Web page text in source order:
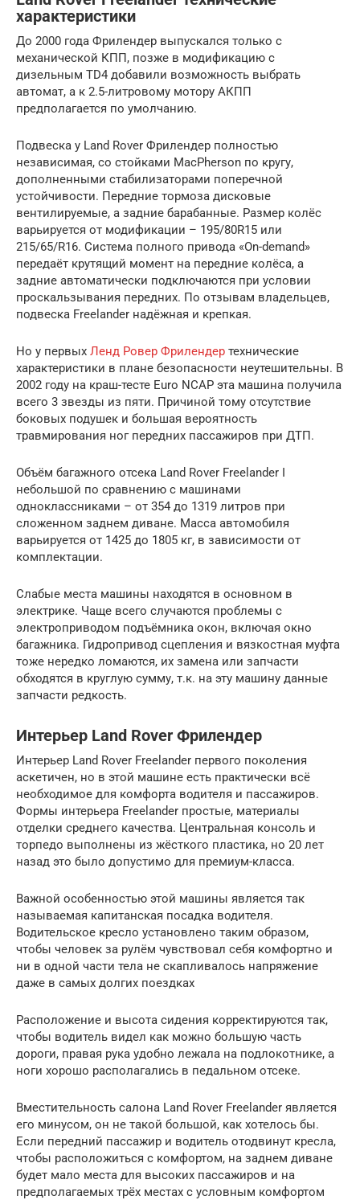
характеристики
До 2000 года Фрилендер выпускался только с
механической КПП, позже в модификацию с
дизельным TD4 добавили возможность выбрать
автомат, а к 2.5-литровому мотору АКПП
предполагается по умолчанию.
Подвеска у Land Rover Фрилендер полностью
независимая, со стойками MacPherson по кругу,
дополненными стабилизаторами поперечной
устойчивости. Передние тормоза дисковые
вентилируемые, а задние барабанные. Размер колёс
варьируется от модификации – 195/80R15 или
215/65/R16. Система полного привода «On-demand»
передаёт крутящий момент на передние колёса, а
задние автоматически подключаются при условии
проскальзывания передних. По отзывам владельцев,
подвеска Freelander надёжная и крепкая.
Но у первых Ленд Ровер Фрилендер технические
характеристики в плане безопасности неутешительны. В
2002 году на краш-тесте Euro NCAP эта машина получила
всего 3 звезды из пяти. Причиной тому отсутствие
боковых подушек и большая вероятность
травмирования ног передних пассажиров при ДТП.
Объём багажного отсека Land Rover Freelander I
небольшой по сравнению с машинами
одноклассниками – от 354 до 1319 литров при
сложенном заднем диване. Масса автомобиля
варьируется от 1425 до 1805 кг, в зависимости от
комплектации.
Слабые места машины находятся в основном в
электрике. Чаще всего случаются проблемы с
электроприводом подъёмника окон, включая окно
багажника. Гидропривод сцепления и вязкостная муфта
тоже нередко ломаются, их замена или запчасти
обходятся в круглую сумму, т.к. на эту машину данные
запчасти редкость.
Интерьер Land Rover Фрилендер
Интерьер Land Rover Freelander первого поколения
аскетичен, но в этой машине есть практически всё
необходимое для комфорта водителя и пассажиров.
Формы интерьера Freelander простые, материалы
отделки среднего качества. Центральная консоль и
торпедо выполнены из жёсткого пластика, но 20 лет
назад это было допустимо для премиум-класса.
Важной особенностью этой машины является так
называемая капитанская посадка водителя.
Водительское кресло установлено таким образом,
чтобы человек за рулём чувствовал себя комфортно и
ни в одной части тела не скапливалось напряжение
даже в самых долгих поездках
Расположение и высота сидения корректируются так,
чтобы водитель видел как можно большую часть
дороги, правая рука удобно лежала на подлокотнике, а
ноги хорошо располагались в педальном отсеке.
Вместительность салона Land Rover Freelander является
его минусом, он не такой большой, как хотелось бы.
Если передний пассажир и водитель отодвинут кресла,
чтобы расположиться с комфортом, на заднем диване
будет мало места для высоких пассажиров и на
предполагаемых трёх местах с условным комфортом